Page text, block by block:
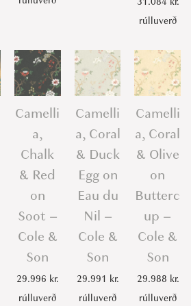
rúlluverð
Camelli
a,
Chalk
& Red
on
Soot –
Cole &
Son
29.996 kr.
rúlluverð
Camelli
a, Coral
& Duck
Egg on
Eau du
Nil –
Cole &
Son
29.991 kr.
rúlluverð
Camelli
a, Coral
& Olive
on
Butterc
up –
Cole &
Son
29.988 kr.
rúlluverð